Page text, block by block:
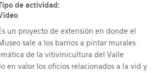
de actividad:
un proyecto de extensión en donde el
sale a los barrios a pintar murales
de la vitivinicultura del Valle
en valor los oficios relacionados a la vid y